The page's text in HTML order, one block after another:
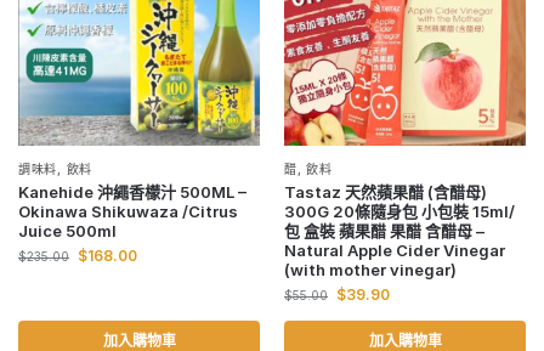
調味料 飲料
Kanehide 沖繩香檬汁 500ML –
Okinawa Shikuwaza /Citrus
Juice 500ml
$235.00 $168.00
加入購物車
醋 ,飲料
Tastaz 天然蘋果醋 (含醋母)
300G 20條隨身包 小包裝 15ml/
包 盒裝 蘋果醋 果醋 含醋母 –
Natural Apple Cider Vinegar
(with mother vinegar)
$55.00 $39.90
加入購物車